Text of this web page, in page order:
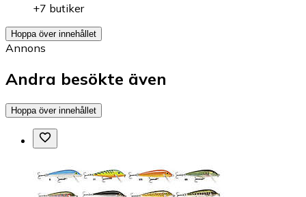
+7 butiker
Hoppa över innehållet
Annons
Andra besökte även
Hoppa över innehållet